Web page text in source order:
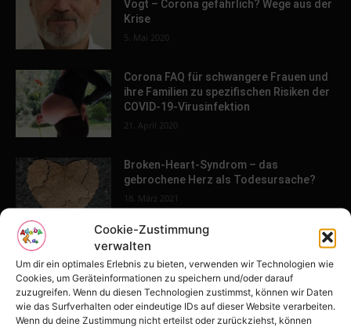
Cookie-Zustimmung
verwalten
Um dir ein optimales Erlebnis zu bieten, verwenden wir Technologien wie
Cookies, um Geräteinformationen zu speichern und/oder darauf
zuzugreifen. Wenn du diesen Technologien zustimmst, können wir Daten
wie das Surfverhalten oder eindeutige IDs auf dieser Website verarbeiten.
Wenn du deine Zustimmung nicht erteilst oder zurückziehst, können
Vogt – Corona gefährlich? Wege aus der
Krise
5. Mai 2020
Corona FAQ für schwangere Frauen und
ihre Familien zu spezifischen Risiken der
COVID-19-Virusinfektion
21. April 2020
Broken-Heart-Syndrom – das
gebrochene Herz als Todesursache?
18. März 2021
4 Phasen der Finanzkrise – Erst Phase 2
– Was Dich bei der letzten Phase
erwartet!
21. April 2020